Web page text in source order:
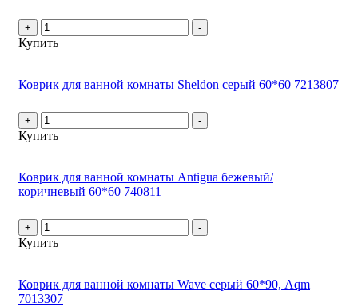
+ -
Купить
Коврик для ванной комнаты Sheldon серый 60*60 7213807
+ -
Купить
Коврик для ванной комнаты Antigua бежевый/
коричневый 60*60 740811
+ -
Купить
Коврик для ванной комнаты Wave серый 60*90, Aqm
7013307